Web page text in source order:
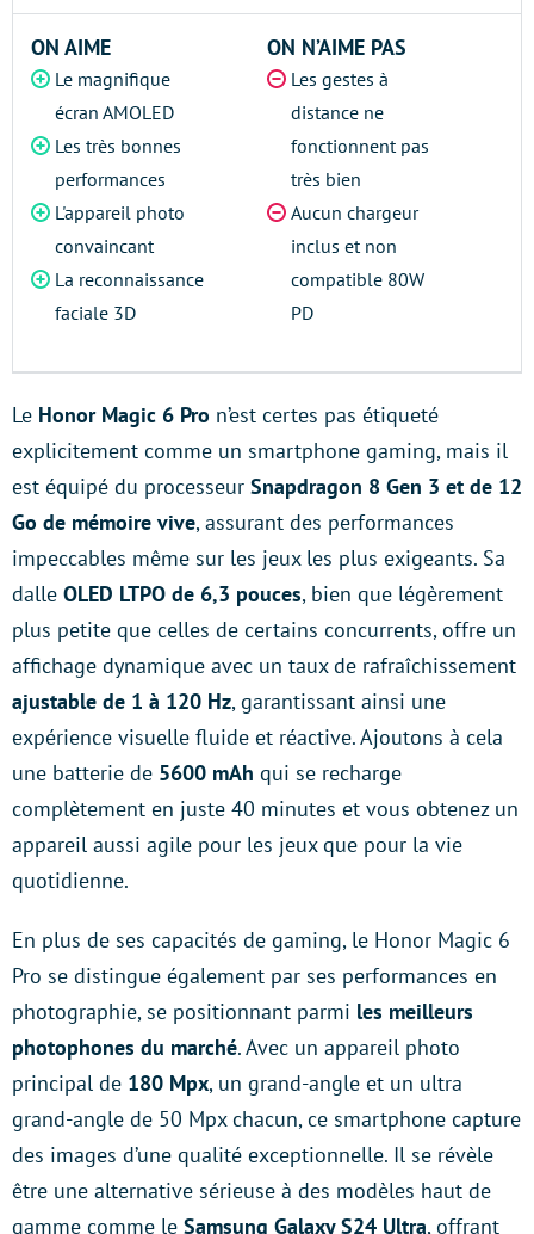
ON AIME
Le magnifique
écran AMOLED
Les très bonnes
performances
L'appareil photo
convaincant
La reconnaissance
faciale 3D
ON N’AIME PAS
Les gestes à
distance ne
fonctionnent pas
très bien
Aucun chargeur
inclus et non
compatible 80W
PD
Le Honor Magic 6 Pro n’est certes pas étiqueté
explicitement comme un smartphone gaming, mais il
est équipé du processeur Snapdragon 8 Gen 3 et de 12
Go de mémoire vive, assurant des performances
impeccables même sur les jeux les plus exigeants. Sa
dalle OLED LTPO de 6,3 pouces, bien que légèrement
plus petite que celles de certains concurrents, offre un
affichage dynamique avec un taux de rafraîchissement
ajustable de 1 à 120 Hz, garantissant ainsi une
expérience visuelle fluide et réactive. Ajoutons à cela
une batterie de 5600 mAh qui se recharge
complètement en juste 40 minutes et vous obtenez un
appareil aussi agile pour les jeux que pour la vie
quotidienne.
En plus de ses capacités de gaming, le Honor Magic 6
Pro se distingue également par ses performances en
photographie, se positionnant parmi les meilleurs
photophones du marché. Avec un appareil photo
principal de 180 Mpx, un grand-angle et un ultra
grand-angle de 50 Mpx chacun, ce smartphone capture
des images d’une qualité exceptionnelle. Il se révèle
être une alternative sérieuse à des modèles haut de
gamme comme le Samsung Galaxy S24 Ultra, offrant